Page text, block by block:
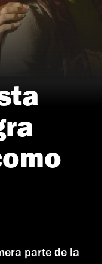
parte de la